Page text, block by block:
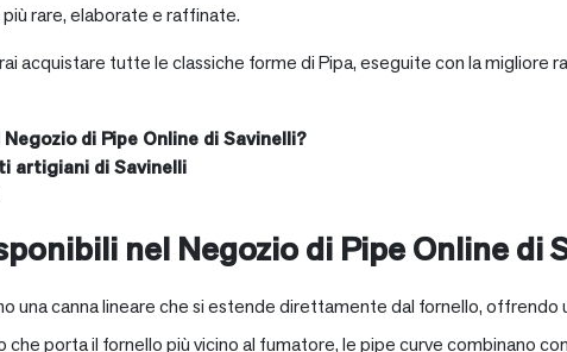
rare, elaborate e raffinate.
acquistare tutte le classiche forme di Pipa, eseguite con la migliore
di Pipe Online di Savinelli?
artigiani di Savinelli
nel Negozio di Pipe Online di
una canna lineare che si estende direttamente dal fornello, offrendo
che porta il fornello più vicino al fumatore, le pipe curve combinano